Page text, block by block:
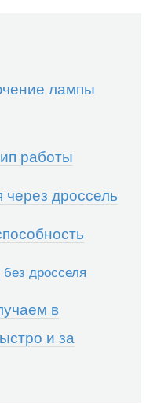
лампы
работы
дроссель
дросселя
в
и за